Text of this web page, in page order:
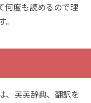
何度も読めるので理
。
、英英辞典、翻訳を